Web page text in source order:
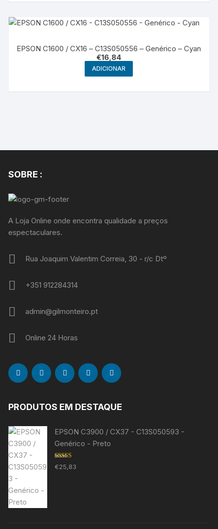
EPSON C1600 / CX16 – C13S050556 – Genérico – Cyan
€16,84
ADICIONAR
SOBRE :
A Loja Online onde encontra qualidade a preços
espectaculares.
Rua Joaquim Valentim Correia, 30 - r/c Dtº
+351 912284314
admin@gilmonteiro.pt
Online 24 Horas
PRODUTOS EM DESTAQUE
EPSON C3900 / CX37 - C13S050593 -
Genérico - Preto
Avaliação
5.00de 5
€25,83